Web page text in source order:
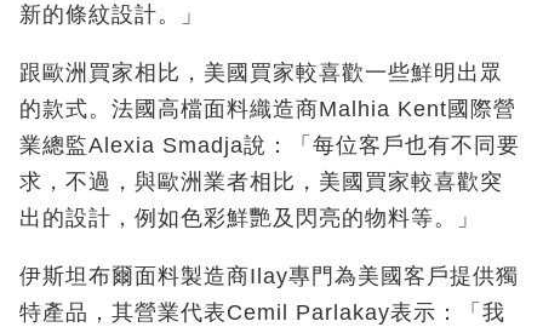
新的條紋設計。」
跟歐洲買家相比，美國買家較喜歡一些鮮明出眾
的款式。法國高檔面料織造商Malhia Kent國際營
業總監Alexia Smadja說：「每位客戶也有不同要
求，不過，與歐洲業者相比，美國買家較喜歡突
出的設計，例如色彩鮮艷及閃亮的物料等。」
伊斯坦布爾面料製造商Ilay專門為美國客戶提供獨
特產品，其營業代表Cemil Parlakay表示：「我